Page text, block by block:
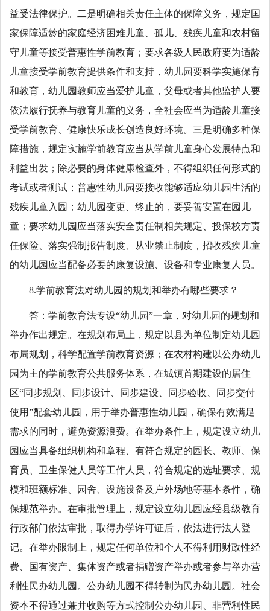
益受法律保护。二是明确相关责任主体的保障义务，规定国
家保障适龄的家庭经济困难儿童、孤儿、残疾儿童和农村留
守儿童等接受普惠性学前教育；要求各级人民政府要为适龄
儿童接受学前教育提供条件和支持，幼儿园要科学实施保育
和教育，幼儿园教师应当爱护儿童，父母或者其他监护人要
依法履行抚养与教育儿童的义务，全社会应当为适龄儿童接
受学前教育、健康快乐成长创造良好环境。三是明确多种保
障措施，规定实施学前教育应当从学前儿童身心发展特点和
利益出发；除必要的身体健康检查外，不得组织任何形式的
考试或者测试；普惠性幼儿园要接收能够适应幼儿园生活的
残疾儿童入园；幼儿园变更、终止的，要妥善安置在园儿
童；要求幼儿园应当落实安全责任制相关规定、投保校方责
任保险、落实强制报告制度、从业禁止制度，招收残疾儿童
的幼儿园应当配备必要的康复设施、设备和专业康复人员。
8.学前教育法对幼儿园的规划和举办有哪些要求？
答：学前教育法专设“幼儿园”一章，对幼儿园的规划和
举办作出规定。在规划布局上，规定以县为单位制定幼儿园
布局规划，科学配置学前教育资源；在农村构建以公办幼儿
园为主的学前教育公共服务体系，在城镇首期建设的居住
区“同步规划、同步设计、同步建设、同步验收、同步交付
使用”配套幼儿园，用于举办普惠性幼儿园，确保有效满足
需求的同时，避免资源浪费。在举办条件上，规定设立幼儿
园应当具备组织机构和章程、有符合规定的园长、教师、保
育员、卫生保健人员等工作人员，符合规定的选址要求、规
模和班额标准、园舍、设施设备及户外场地等基本条件，确
保规范举办。在审批管理上，规定设立幼儿园应经县级教育
行政部门依法审批，取得办学许可证后，依法进行法人登
记。在举办限制上，规定任何单位和个人不得利用财政性经
费、国有资产、集体资产或者捐赠资产举办或者参与举办营
利性民办幼儿园。公办幼儿园不得转制为民办幼儿园。社会
资本不得通过兼并收购等方式控制公办幼儿园、非营利性民